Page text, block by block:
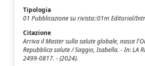
Tipologia
01 Pubblicazione su rivista::01m Editorial/
Citazione
Arriva il Master sulla salute globale, nasce
Repubblica salute / Saggio, Isabella. - In: LA
2499-0817. - (2024).